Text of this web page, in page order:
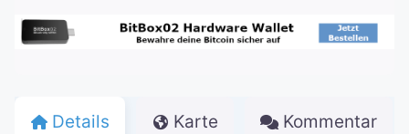
Details Karte Kommentar